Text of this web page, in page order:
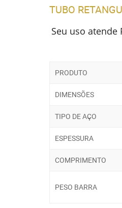
TUBO
Seu uso
PRODUTO
DIMENSÕES
TIPO DE AÇO
ESPESSURA
COMPRIMENTO
PESO BARRA